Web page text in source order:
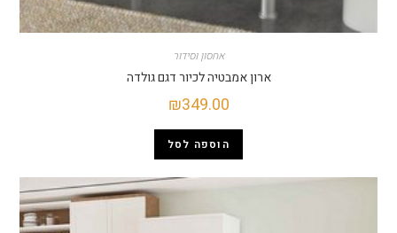
אחסון וסידור
ארון אמבטיה לכיור דגם גולדה
₪349.00
הוספה לסל